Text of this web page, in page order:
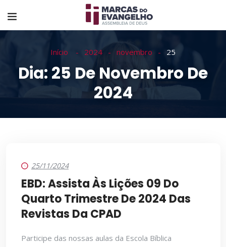
Início 2024 novembro 25
Dia: 25 De Novembro De
2024
25/11/2024
EBD: Assista Às Lições 09 Do
Quarto Trimestre De 2024 Das
Revistas Da CPAD
Participe das nossas aulas da Escola Bíblica